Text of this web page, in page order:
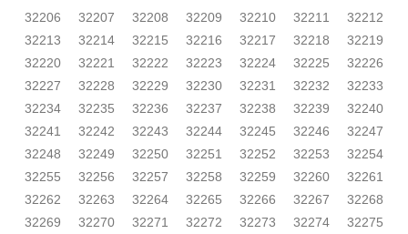
32206
32207 32208 32209 32210 32211
32212
32213
32214 32215 32216 32217 32218
32219
32220
32221 32222 32223 32224 32225
32226
32227
32228 32229 32230 32231 32232
32233
32234
32235 32236 32237 32238 32239
32240
32241
32242 32243 32244 32245 32246
32247
32248
32249 32250 32251 32252 32253
32254
32255
32256 32257 32258 32259 32260
32261
32262
32263 32264 32265 32266 32267
32268
32269
32270 32271 32272 32273 32274
32275